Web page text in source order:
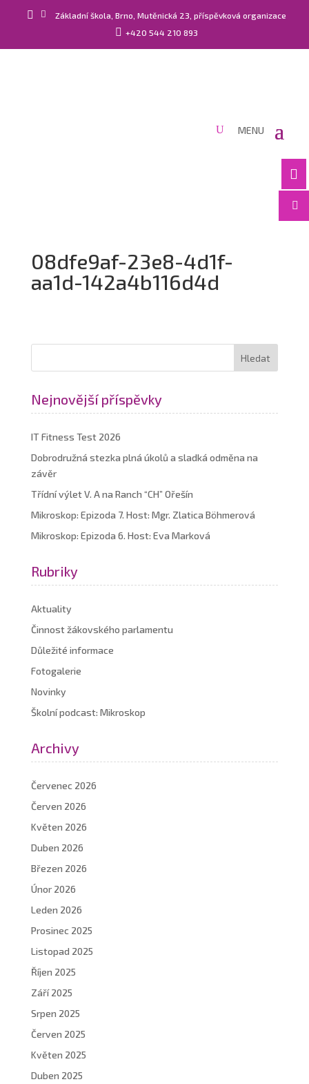
  Základní škola, Brno, Mutěnická 23, příspěvková organizace
 +420 544 210 893


08dfe9af-23e8-4d1f-
aa1d-142a4b116d4d
Nejnovější příspěvky
IT Fitness Test 2026
Dobrodružná stezka plná úkolů a sladká odměna na
závěr
Třídní výlet V. A na Ranch “CH” Ořešín
Mikroskop: Epizoda 7. Host: Mgr. Zlatica Böhmerová
Mikroskop: Epizoda 6. Host: Eva Marková
Rubriky
Aktuality
Činnost žákovského parlamentu
Důležité informace
Fotogalerie
Novinky
Školní podcast: Mikroskop
Archivy
Červenec 2026
Červen 2026
Květen 2026
Duben 2026
Březen 2026
Únor 2026
Leden 2026
Prosinec 2025
Listopad 2025
Říjen 2025
Září 2025
Srpen 2025
Červen 2025
Květen 2025
Duben 2025